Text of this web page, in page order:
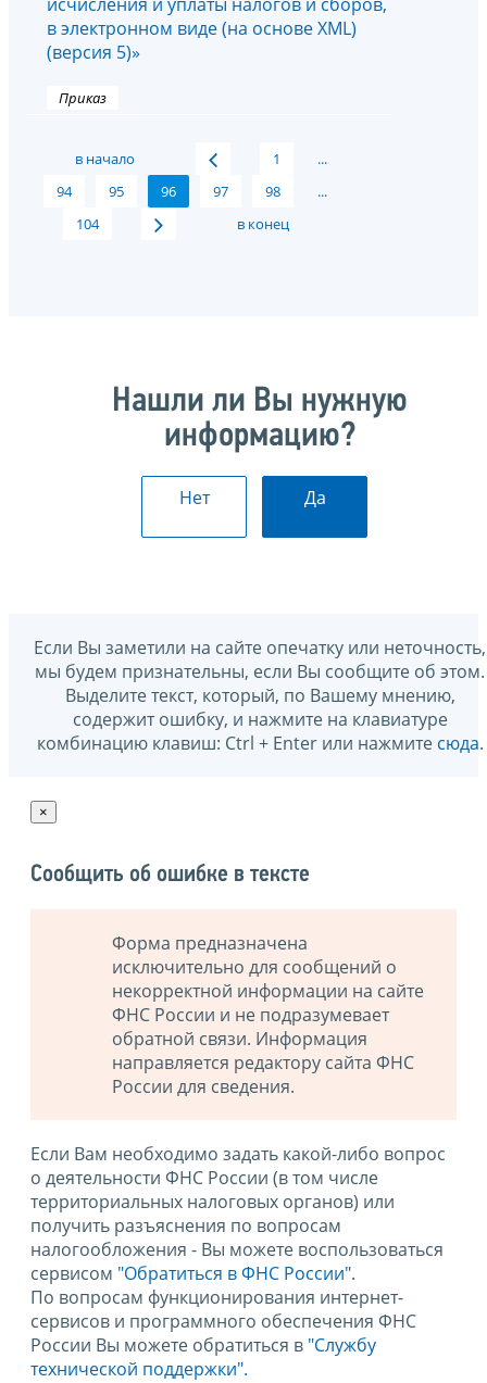
в электронном виде (на основе XML)
(версия 5)»
Приказ
в начало 1
...
94
95 96 97 98
...
104
в конец
Нашли ли Вы нужную
информацию?
Нет Да
Если Вы заметили на сайте опечатку или неточность,
мы будем признательны, если Вы сообщите об этом.
Выделите текст, который, по Вашему мнению,
содержит ошибку, и нажмите на клавиатуре
комбинацию клавиш: Ctrl + Enter или нажмите сюда.
×
Сообщить об ошибке в тексте
Форма предназначена
исключительно для сообщений о
некорректной информации на сайте
ФНС России и не подразумевает
обратной связи. Информация
направляется редактору сайта ФНС
России для сведения.
Если Вам необходимо задать какой-либо вопрос
о деятельности ФНС России (в том числе
территориальных налоговых органов) или
получить разъяснения по вопросам
налогообложения - Вы можете воспользоваться
сервисом "Обратиться в ФНС России".
По вопросам функционирования интернет-
сервисов и программного обеспечения ФНС
России Вы можете обратиться в "Службу
технической поддержки".